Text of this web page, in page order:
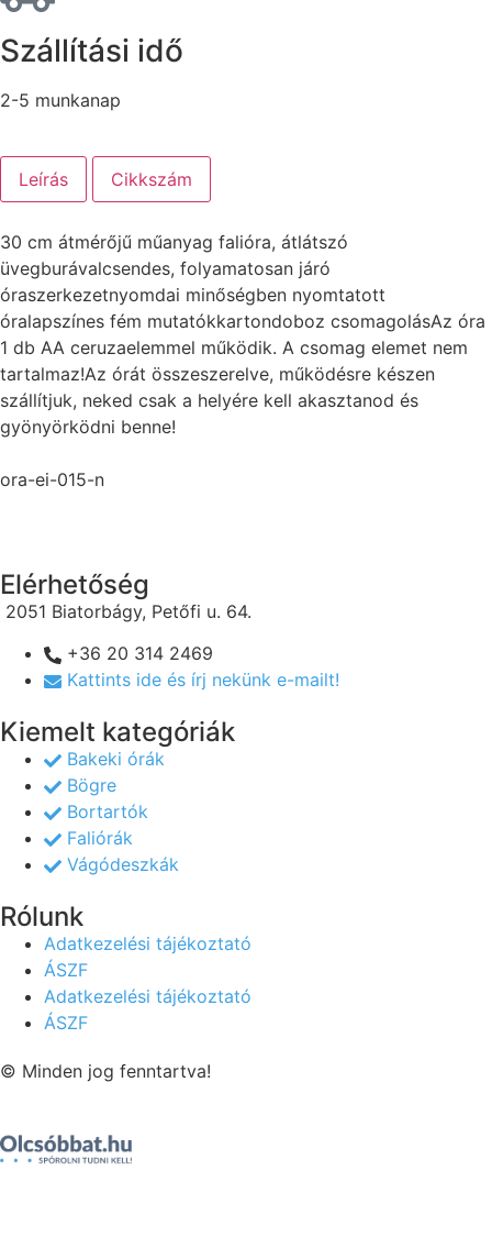
Szállítási idő
2-5 munkanap
Leírás Cikkszám
30 cm átmérőjű műanyag falióra, átlátszó
üvegburávalcsendes, folyamatosan járó
óraszerkezetnyomdai minőségben nyomtatott
óralapszínes fém mutatókkartondoboz csomagolásAz óra
1 db AA ceruzaelemmel működik. A csomag elemet nem
tartalmaz!Az órát összeszerelve, működésre készen
szállítjuk, neked csak a helyére kell akasztanod és
gyönyörködni benne!
ora-ei-015-n
Elérhetőség
2051 Biatorbágy, Petőfi u. 64.
+36 20 314 2469
Kattints ide és írj nekünk e-mailt!
Kiemelt kategóriák
Bakeki órák
Bögre
Bortartók
Faliórák
Vágódeszkák
Rólunk
Adatkezelési tájékoztató
ÁSZF
Adatkezelési tájékoztató
ÁSZF
© Minden jog fenntartva!